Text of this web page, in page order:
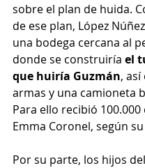
sobre el plan de huida.
de ese plan, López
una bodega cercana al
donde se construiría el
que huiría Guzmán, así
armas y una camioneta
Para ello recibió
Emma Coronel, según
Por su parte, los hijos